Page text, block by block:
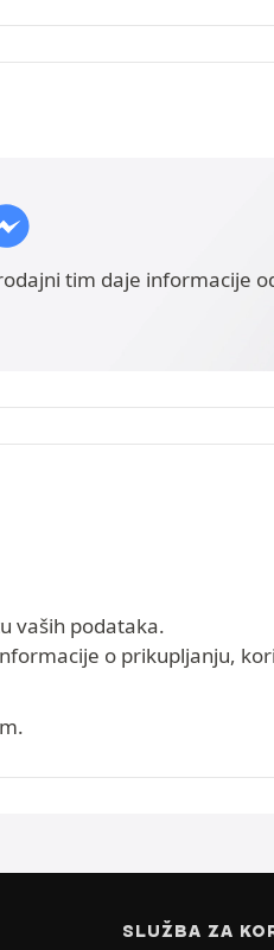
tim daje informacije
vaših podataka.
o prikupljanju,
SLUŽBA ZA